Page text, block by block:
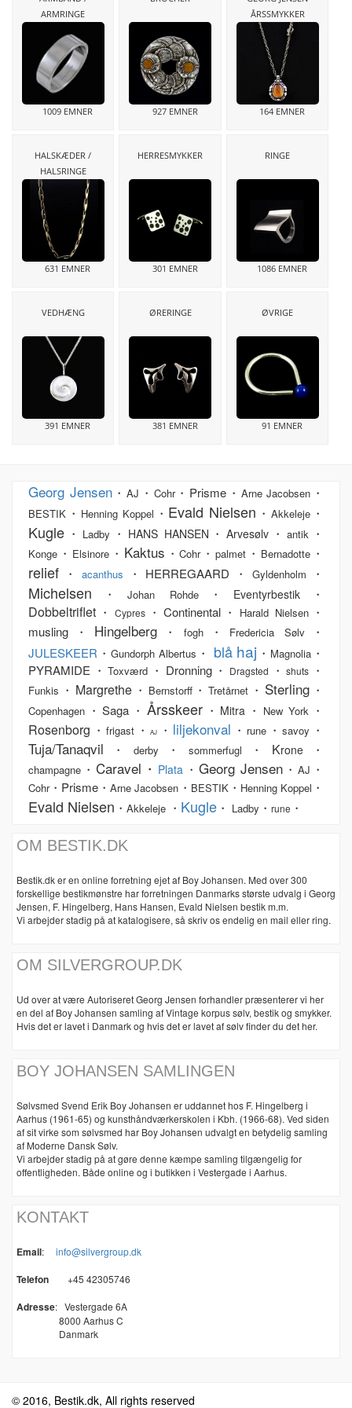
ARMRINGE
1009 EMNER 927 EMNER
ÅRSSMYKKER
164 EMNER
HALSKÆDER /
HALSRINGE
631 EMNER
HERRESMYKKER
301 EMNER
RINGE
1086 EMNER
VEDHÆNG
391 EMNER
ØRERINGE
381 EMNER
ØVRIGE
91 EMNER
Georg Jensen・AJ ・ Cohr・Prisme・ Arne Jacobsen ・
BESTIK ・ Henning Koppel ・ Evald Nielsen ・Akkeleje ・
Kugle ・ Ladby ・ HANS HANSEN ・Arvesølv ・antik ・
Konge ・ Elsinore・ Kaktus ・Cohr・palmet ・ Bernadotte ・
relief ・ acanthus ・HERREGAARD・Gyldenholm ・
Michelsen ・ Johan Rohde・ Eventyrbestik ・
Dobbeltriflet ・ Cypres・Continental・ Harald Nielsen・
musling・ Hingelberg ・ fogh・ Fredericia Sølv・
JULESKEER ・ Gundorph Albertus ・ blå haj ・ Magnolia ・
PYRAMIDE・Toxværd ・Dronning・ Dragsted ・shuts ・
Funkis ・ Margrethe・ Bernstorff・Tretårnet ・ Sterling ・
Copenhagen ・Saga・ Årsskeer・ Mitra ・ New York ・
Rosenborg ・frigast ・AJ ・ liljekonval ・ rune ・savoy ・
Tuja/Tanaqvil ・ derby ・ sommerfugl ・ Krone・
champagne ・Caravel・ Plata ・ Georg Jensen・ AJ ・
Cohr・Prisme・Arne Jacobsen ・ BESTIK・ Henning Koppel ・
Evald Nielsen ・ Akkeleje ・ Kugle ・ Ladby ・ rune ・
OM BESTIK.DK
Bestik.dk er en online forretning ejet af Boy Johansen. Med over 300
forskellige bestikmønstre har forretningen Danmarks største udvalg i Georg
Jensen, F. Hingelberg, Hans Hansen, Evald Nielsen bestik m.m.
Vi arbejder stadig på at katalogisere, så skriv os endelig en mail eller ring.
OM SILVERGROUP.DK
Ud over at være Autoriseret Georg Jensen forhandler præsenterer vi her
en del af Boy Johansen samling af Vintage korpus sølv, bestik og smykker.
Hvis det er lavet i Danmark og hvis det er lavet af sølv finder du det her.
BOY JOHANSEN SAMLINGEN
Sølvsmed Svend Erik Boy Johansen er uddannet hos F. Hingelberg i
Aarhus (1961-65) og kunsthåndværkerskolen i Kbh. (1966-68). Ved siden
af sit virke som sølvsmed har Boy Johansen udvalgt en betydelig samling
af Moderne Dansk Sølv.
Vi arbejder stadig på at gøre denne kæmpe samling tilgængelig for
offentligheden. Både online og i butikken i Vestergade i Aarhus.
KONTAKT
Email: info@silvergroup.dk
Telefon +45 42305746
Adresse: Vestergade 6A
8000 Aarhus C
Danmark
© 2016, Bestik.dk, All rights reserved